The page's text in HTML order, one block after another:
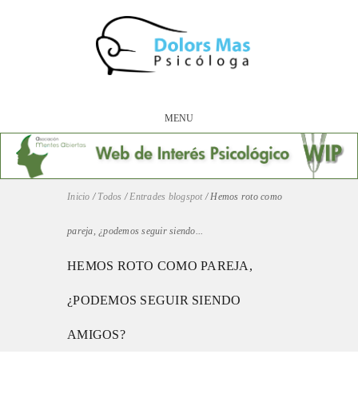
MENU
Inicio / Todos /Entrades blogspot/Hemos roto como
pareja, ¿podemos seguir siendo...
HEMOS ROTO COMO PAREJA,
¿PODEMOS SEGUIR SIENDO
AMIGOS?